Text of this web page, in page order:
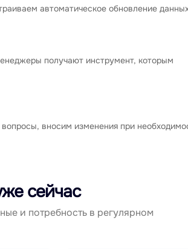
автоматическое обновление
получают инструмент, которым
вносим изменения при
сейчас
и потребность в регулярном